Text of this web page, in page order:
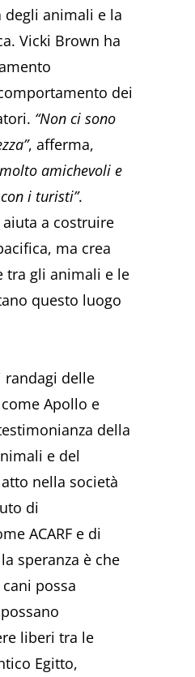
animali e la
Vicki Brown ha
dei
“Non ci sono
, afferma,
amichevoli e
i turisti”.
a costruire
ma crea
tra gli animali e le
questo luogo
randagi delle
Apollo e
della
e del
nella società
di
ACARF e di
speranza è che
possa
liberi tra le
Egitto,